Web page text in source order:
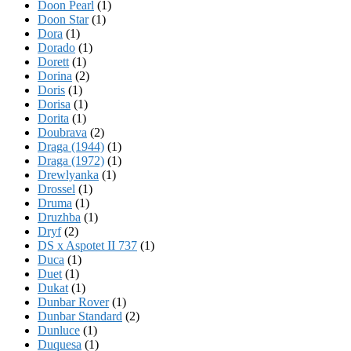
Doon Pearl (1)
Doon Star(1)
Dora (1)
Dorado (1)
Dorett (1)
Dorina (2)
Doris (1)
Dorisa (1)
Dorita (1)
Doubrava (2)
Draga (1944) (1)
Draga (1972) (1)
Drewlyanka (1)
Drossel (1)
Druma (1)
Druzhba (1)
Dryf(2)
DS x Aspotet II 737 (1)
Duca (1)
Duet (1)
Dukat (1)
Dunbar Rover(1)
Dunbar Standard (2)
Dunluce (1)
Duquesa (1)